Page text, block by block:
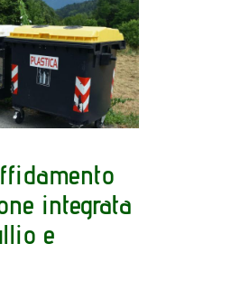
integrata
e